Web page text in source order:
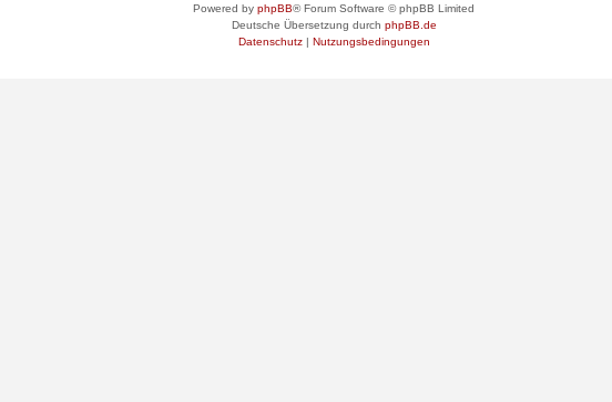
Powered by phpBB® Forum Software © phpBB Limited
Deutsche Übersetzung durch phpBB.de
Datenschutz| Nutzungsbedingungen